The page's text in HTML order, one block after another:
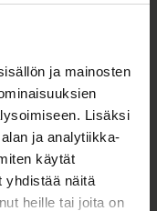
ja mainosten
Lisäksi
ja analytiikka-
käytät
yhdistää näitä
heille tai joita on